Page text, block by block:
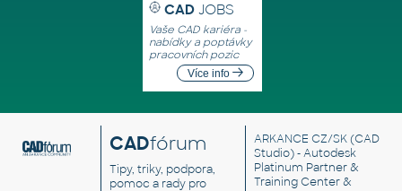
CAD JOBS
Vaše CAD kariéra -
nabídky a poptávky
pracovních pozic
Více info
CADfórum
Tipy, triky, podpora,
pomoc a rady pro
ARKANCE CZ/SK(CAD
Studio) - Autodesk
Platinum Partner &
Training Center &